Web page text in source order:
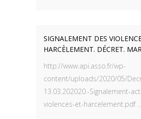
SIGNALEMENT DES
HARCÈLEMENT. DÉCRET.
http://www.api.asso.fr/wp-
content/uploads/2020/05/
13.03.202020.-Signalement-
violences-et-harcelement.pdf ...